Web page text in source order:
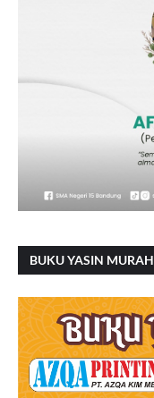
BUKU YASIN MURAH